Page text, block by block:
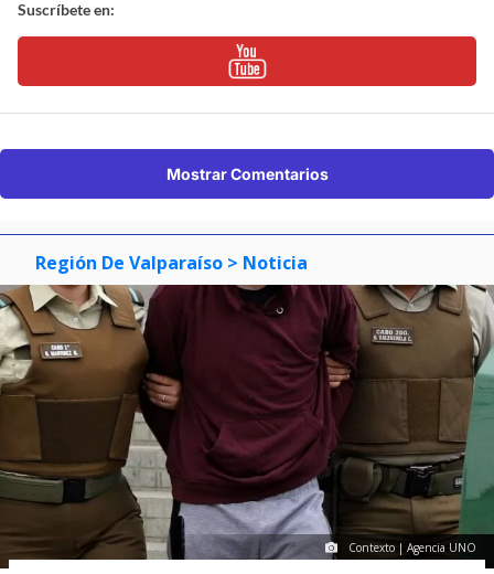
Suscríbete en:
Mostrar Comentarios
Región De Valparaíso > Noticia
Contexto | Agencia UNO